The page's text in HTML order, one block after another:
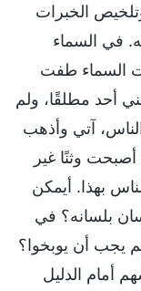
الخبرات
في السماء
السماء طفت
أحد مطلقًا، ولم
آتي وأذهب
أصبحت وثنًا غير
بهذا. أيمكن
بلسانه؟ في
يجب أن يوبخوا؟
أمام الدليل